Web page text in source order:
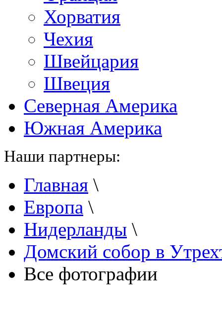
Хорватия
Чехия
Швейцария
Швеция
Северная Америка
Южная Америка
Наши партнеры:
Главная \
Европа \
Нидерланды \
Домский собор в
Все фотографии